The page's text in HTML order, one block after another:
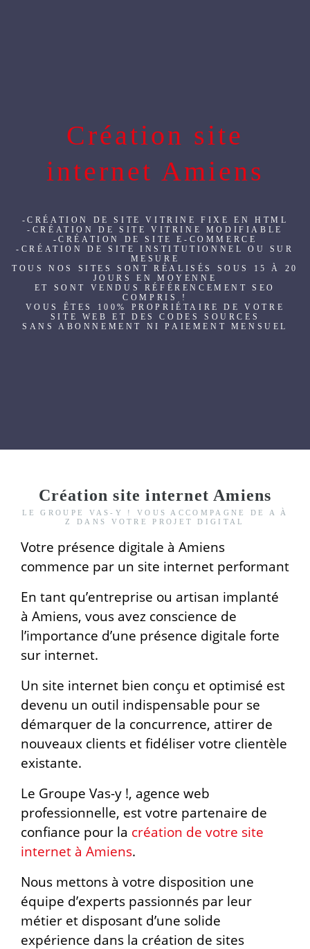
Création site
internet Amiens
-CRÉATION DE SITE VITRINE FIXE EN HTML
-CRÉATION DE SITE VITRINE MODIFIABLE
-CRÉATION DE SITE E-COMMERCE
-CRÉATION DE SITE INSTITUTIONNEL OU SUR
MESURE
TOUS NOS SITES SONT RÉALISÉS SOUS 15 À 20
JOURS EN MOYENNE
ET SONT VENDUS RÉFÉRENCEMENT SEO
COMPRIS !
VOUS ÊTES 100% PROPRIÉTAIRE DE VOTRE
SITE WEB ET DES CODES SOURCES
SANS ABONNEMENT NI PAIEMENT MENSUEL
Création site internet Amiens
LE GROUPE VAS-Y ! VOUS ACCOMPAGNE DE A À
Z DANS VOTRE PROJET DIGITAL
Votre présence digitale à Amiens
commence par un site internet performant
En tant qu’entreprise ou artisan implanté
à Amiens, vous avez conscience de
l’importance d’une présence digitale forte
sur internet.
Un site internet bien conçu et optimisé est
devenu un outil indispensable pour se
démarquer de la concurrence, attirer de
nouveaux clients et fidéliser votre clientèle
existante.
Le Groupe Vas-y !, agence web
professionnelle, est votre partenaire de
confiance pour la création de votre site
internet à Amiens.
Nous mettons à votre disposition une
équipe d’experts passionnés par leur
métier et disposant d’une solide
expérience dans la création de sites